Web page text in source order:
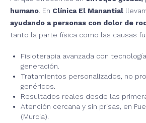
humano. En Clínica El Manantial
ayudando a personas con dolor de
tanto la parte física como las causas
Fisioterapia avanzada con
generación.
Tratamientos personalizados, no
genéricos.
Resultados reales desde las
Atención cercana y sin prisas, en
(Murcia).